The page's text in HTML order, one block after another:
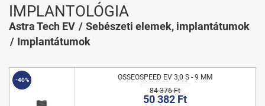
IMPLANTOLÓGIA
Astra Tech EV
Sebészeti elemek, implantátumok
Implantátumok
-40%
OSSEOSPEED EV 3,0 S - 9 MM
84 376 Ft
50 382 Ft